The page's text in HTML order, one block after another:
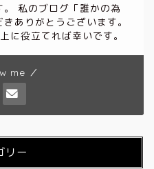
私のブログ「誰かの為
ありがとうございます。
役立てれば幸いです。
me ／
リー